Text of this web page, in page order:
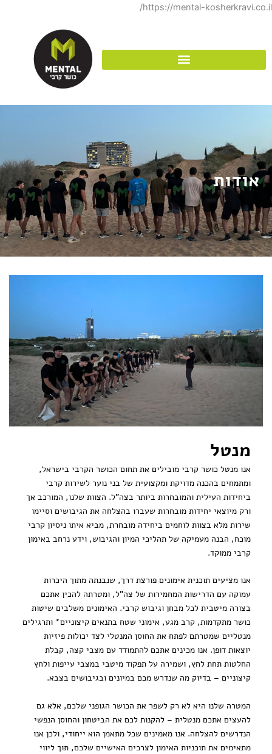
https://mental-kosherkravi.co.il/
אודות
מנטל
אנו מנטל כושר קרבי מובילים את תחום הכושר הקרבי בישראל,
ומתמחים בהכנה מדויקת ומקצועית של בני נוער לשירות קרבי
ביחידות העילית והמובחרות ביותר בצה"ל. הצוות שלנו, המורכב אך
ורק מיוצאי יחידות מובחרות שעברו בהצלחה את הגיבושים וסיימו
שירות מלא בצוות לוחמים ביחידה מובחרת, מביא איתו ניסיון קרבי
מוכח, הבנה מעמיקה של תהליכי המיון והגיבוש, וידע נרחב באימון
קרבי ממוקד.
אנו מציעים תוכנית אימונים פורצת דרך, שנבנתה מתוך היכרות
עמוקה עם הדרישות המחמירות של צה"ל, ומטרתה להכין אתכם
בצורה מיטבית לכל מבחן וגיבוש קרבי. האימונים משלבים שיטות
כושר מתקדמות, קרב מגע, אימוני שטח בתנאים קיצוניים* ותרגילים
מנטליים שמטרתם לפתח את החוסן המנטלי לצד יכולות פיזיות
יוצאות דופן. אנו מכינים אתכם להתמודד עם מצבי קצה, קבלת
החלטות תחת לחץ, ושמירה על תפקוד מיטבי במצבי עייפות ולחץ
קיצוניים – בדיוק מה שנדרש מכם במיונים ובגיבושים בצבא.
המטרה שלנו היא לא רק לשפר את הכושר הגופני שלכם, אלא גם
להעצים אתכם מנטלית – להקנות לכם את הביטחון והחוסן הנפשי
הנדרשים להצלחה. אנו מאמינים שכל מתאמן הוא ייחודי, ולכן אנו
מתאימים את תוכניות האימון לצרכים האישיים שלכם, תוך ליווי